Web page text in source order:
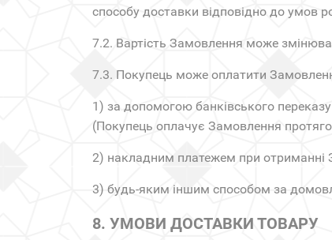
способу доставки відповідно до умов
7.2. Вартість Замовлення може
7.3. Покупець може оплатити
1) за допомогою банківського
(Покупець оплачує Замовлення
2) накладним платежем при отриманні
3) будь-яким іншим способом за
8. УМОВИ ДОСТАВКИ ТОВАРУ